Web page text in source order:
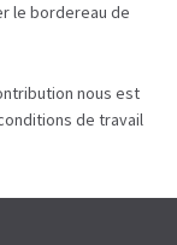
le bordereau de
nous est
de travail